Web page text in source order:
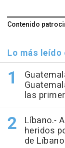
Contenido
Lo más
las
Líbano.-
heridos
de Líbano